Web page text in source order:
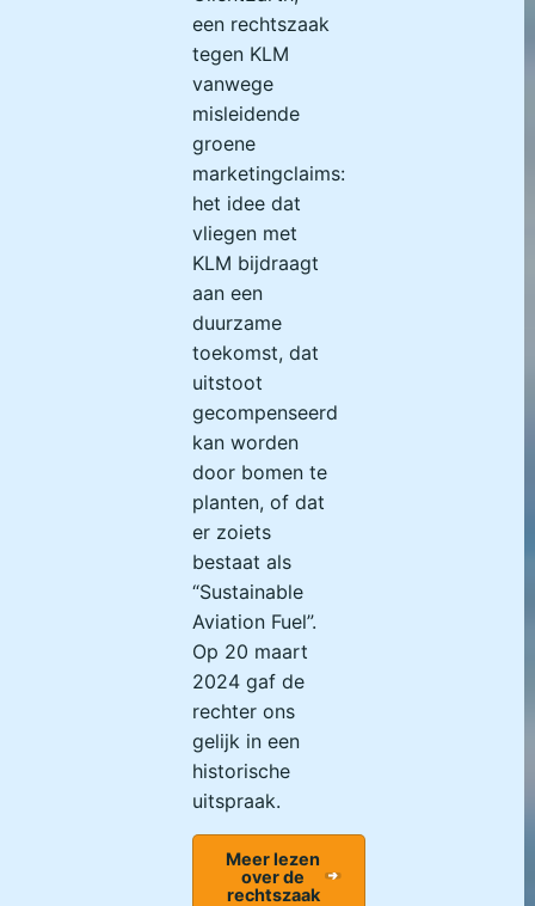
een rechtszaak
tegen KLM
vanwege
misleidende
groene
marketingclaims:
het idee dat
vliegen met
KLM bijdraagt
aan een
duurzame
toekomst, dat
uitstoot
gecompenseerd
kan worden
door bomen te
planten, of dat
er zoiets
bestaat als
“Sustainable
Aviation Fuel”.
Op 20 maart
2024 gaf de
rechter ons
gelijk in een
historische
uitspraak.
Meer lezen
over de
rechtszaak